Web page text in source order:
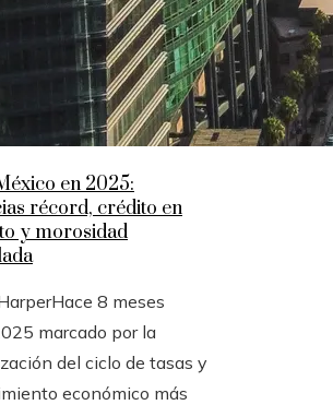
en 2025:
récord, crédito en
y morosidad
Hace 8 meses
marcado por la
del ciclo de tasas y
económico más